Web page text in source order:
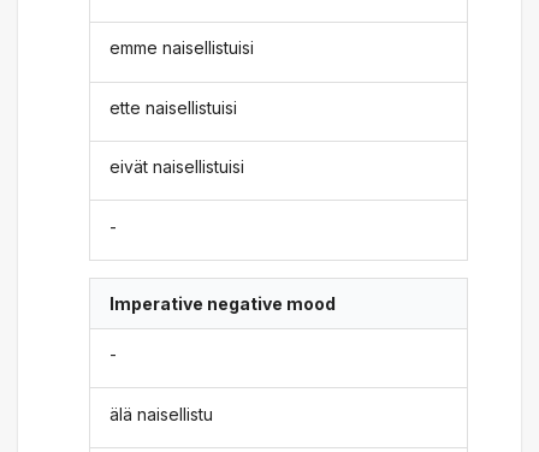
emme naisellistuisi
ette naisellistuisi
eivät naisellistuisi
-
Imperative negative mood
-
älä naisellistu